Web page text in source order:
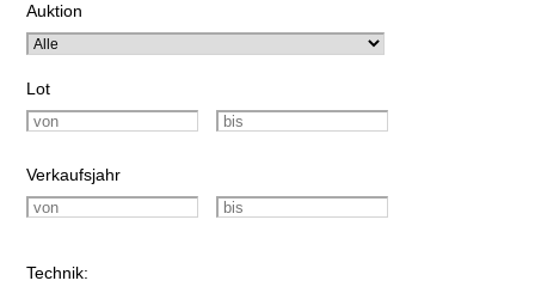
Auktion
Lot
Verkaufsjahr
Technik: